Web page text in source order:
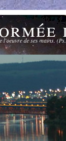
l'oeuvre de ses mains.